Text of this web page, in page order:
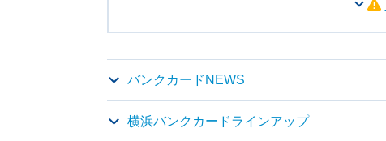
バンクカードNEWS
横浜バンクカードラインアップ